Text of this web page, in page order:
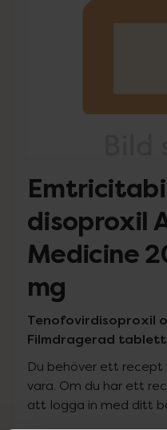
disoproxil
Medicine
mg
Tenofovirdisoproxil
Filmdragerad
Du behöver ett
vara. Om du har ett
att logga in med ditt